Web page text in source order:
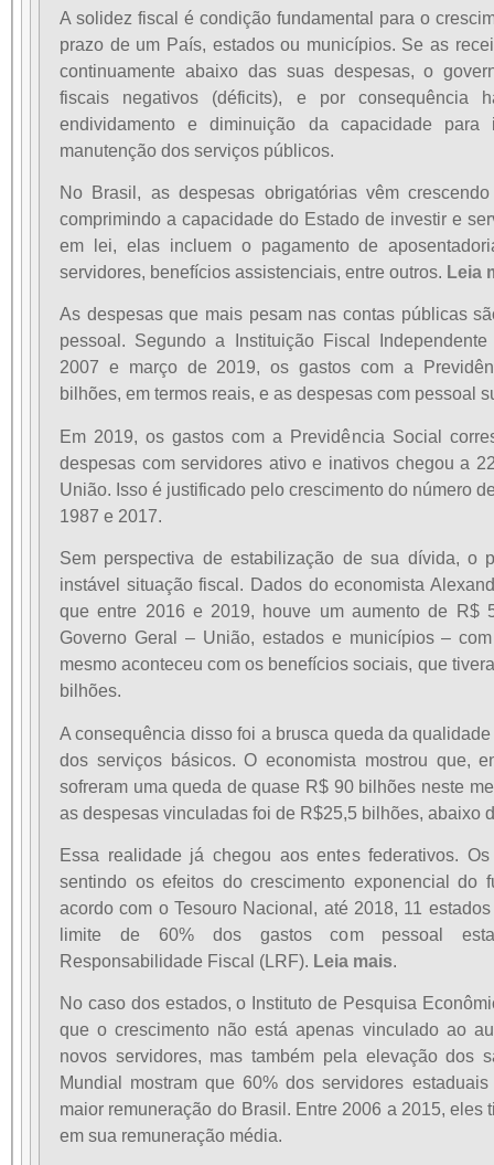
A solidez fiscal é condição fundamental para o
prazo de um País, estados ou municípios. Se as
continuamente abaixo das suas despesas, o
fiscais negativos (déficits), e por consequência
endividamento e diminuição da capacidade
manutenção dos serviços públicos.
No Brasil, as despesas obrigatórias vêm
comprimindo a capacidade do Estado de investir e
em lei, elas incluem o pagamento de
servidores, benefícios assistenciais, entre outros. Leia
As despesas que mais pesam nas contas públicas
pessoal. Segundo a Instituição Fiscal
2007 e março de 2019, os gastos com a
bilhões, em termos reais, e as despesas com pessoal
Em 2019, os gastos com a Previdência Social
despesas com servidores ativo e inativos chegou a
União. Isso é justificado pelo crescimento do número
1987 e 2017.
Sem perspectiva de estabilização de sua dívida, o
instável situação fiscal. Dados do economista
que entre 2016 e 2019, houve um aumento de R$
Governo Geral – União, estados e municípios –
mesmo aconteceu com os benefícios sociais, que
bilhões.
A consequência disso foi a brusca queda da
dos serviços básicos. O economista mostrou que,
sofreram uma queda de quase R$ 90 bilhões neste
as despesas vinculadas foi de R$25,5 bilhões, abaixo
Essa realidade já chegou aos entes federativos.
sentindo os efeitos do crescimento exponencial do
acordo com o Tesouro Nacional, até 2018, 11
limite de 60% dos gastos com pessoal
Responsabilidade Fiscal (LRF). Leia mais.
No caso dos estados, o Instituto de Pesquisa
que o crescimento não está apenas vinculado ao
novos servidores, mas também pela elevação dos
Mundial mostram que 60% dos servidores
maior remuneração do Brasil. Entre 2006 a 2015, eles
em sua remuneração média.